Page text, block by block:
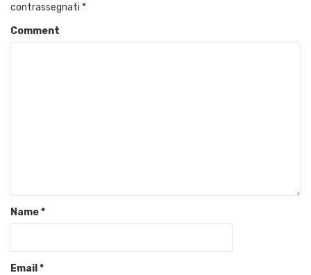
contrassegnati *
Comment
Name*
Email *